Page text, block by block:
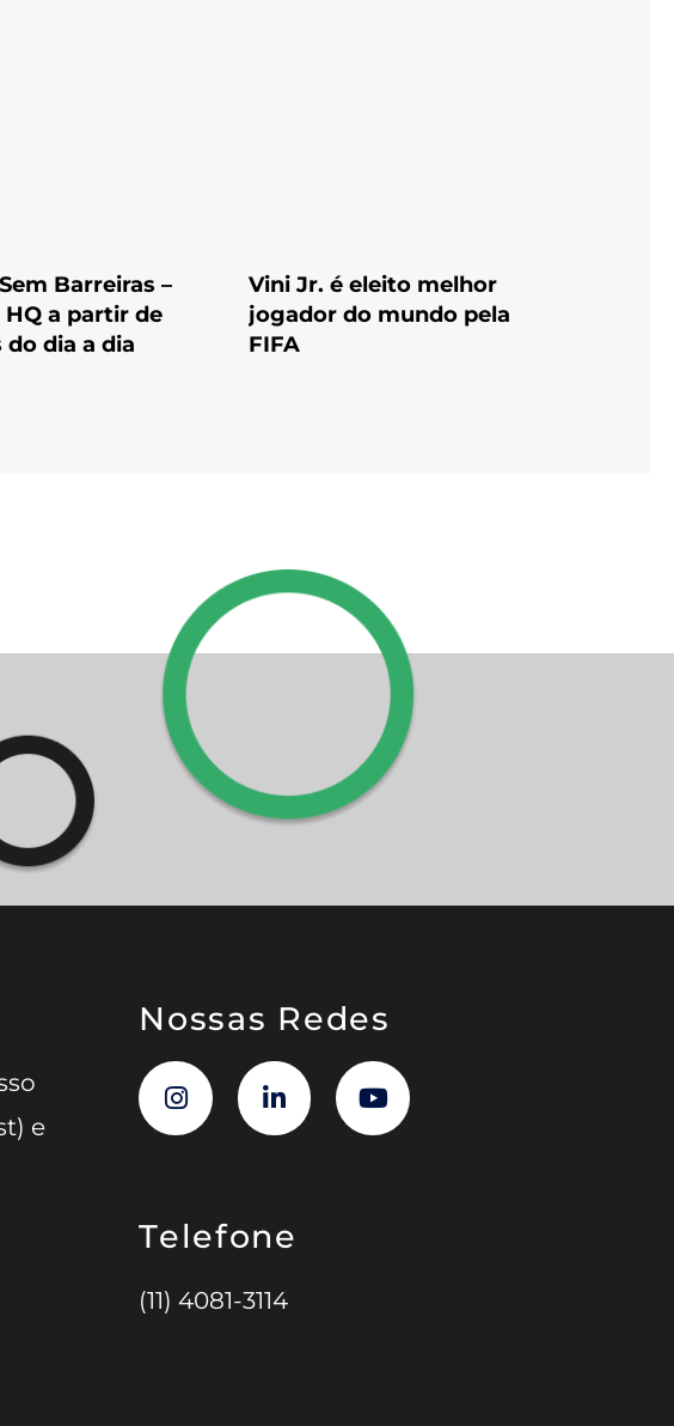
Barreiras –
HQ a partir de
dia a dia
Vini Jr. é eleito melhor
jogador do mundo pela
FIFA
e
Nossas Redes
Telefone
(11) 4081-3114